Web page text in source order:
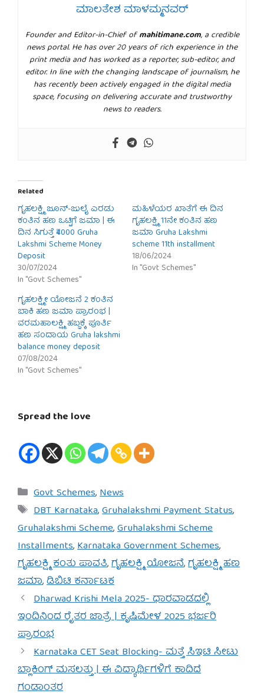
ಮಾಲತೇಶ ಮಾಳಮ್ಮನವರ್
Founder and Editor-in-Chief ofmahitimane.com, a credible
news portal. He has over 20 years of rich experience in the
print media and has worked as a reporter, sub-editor, and
editor. In line with the changing landscape of journalism, he
has recently been actively engaged in the digital media
space, focusing on delivering accurate and trustworthy
news to readers.
Related
ಗೃಹಲಕ್ಷ್ಮಿ ಜೂನ್-ಜುಲೈ ಎರಡು
ಕಂತಿನ ಹಣ ಒಟ್ಟಿಗೆ ಜಮಾ | ಈ
ದಿನ ಸಿಗುತ್ತೆ ₹4000 Gruha
Lakshmi Scheme Money
Deposit
30/07/2024
In "Govt Schemes"
ಮಹಿಳೆಯರ ಖಾತೆಗೆ ಈ ದಿನ
ಗೃಹಲಕ್ಷ್ಮಿ 11ನೇ ಕಂತಿನ ಹಣ
ಜಮಾ Gruha Lakshmi
scheme 11th installment
18/06/2024
In "Govt Schemes"
ಗೃಹಲಕ್ಷ್ಮೀ ಯೋಜನೆ 2 ಕಂತಿನ
ಬಾಕಿ ಹಣ ಜಮಾ ಪ್ರಾರಂಭ |
ವರಮಹಾಲಕ್ಷ್ಮಿ ಹಬ್ಬಕ್ಕೆ ಪೂರ್ತಿ
ಹಣ ಸಂದಾಯ Gruha lakshmi
balance money deposit
07/08/2024
In "Govt Schemes"
Spread the love
Categories
Govt Schemes,News
Tags
DBT Karnataka,Gruhalakshmi Payment Status,
Gruhalakshmi Scheme,Gruhalakshmi Scheme
Installments,Karnataka Government Schemes,
ಗೃಹಲಕ್ಷ್ಮಿ ಕಂತು ಪಾವತಿ,ಗೃಹಲಕ್ಷ್ಮಿ ಯೋಜನೆ,ಗೃಹಲಕ್ಷ್ಮಿ ಹಣ
ಜಮಾ,ಡಿಬಿಟಿ ಕರ್ನಾಟಕ
Dharwad Krishi Mela 2025- ಧಾರವಾಡದಲ್ಲಿ
ಇಂದಿನಿಂದ ರೈತರ ಜಾತ್ರೆ | ಕೃಷಿಮೇಳ 2025 ಭರ್ಜರಿ
ಪ್ರಾರಂಭ
Karnataka CET Seat Blocking- ಮತ್ತೆ ಸಿಇಟಿ ಸೀಟು
ಬ್ಲಾಕಿಂಗ್ ಮಸಲತ್ತು | ಈ ವಿದ್ಯಾರ್ಥಿಗಳಿಗೆ ಕಾದಿದೆ
ಗಂಡಾಂತರ